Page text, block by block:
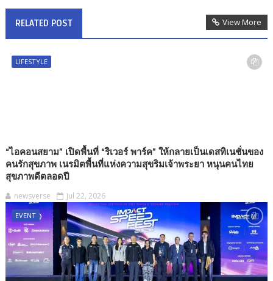
RELATED POST View More
LIFESTYLE
“ไอคอนสยาม” เปิดพื้นที่ “ริเวอร์ พาร์ค” ให้กลายเป็นเดสทิเนชั่นของ
คนรักสุขภาพ เนรมิตพื้นที่แห่งความสุขริมเจ้าพระยา หนุนคนไทย
สุขภาพดีตลอดปี
newsverse Jul 22, 2026
EVENT